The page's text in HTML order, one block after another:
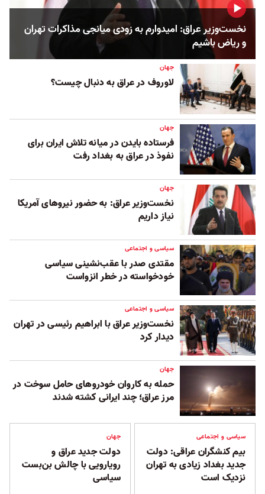
نخست‌وزیر عراق: امیدوارم به زودی میانجی مذاکرات تهران
و ریاض باشیم
جهان
لاوروف در عراق به دنبال چیست؟
جهان
فرستاده بایدن در میانه تلاش ایران برای
نفوذ در عراق به بغداد رفت
جهان
نخست‌وزیر عراق:‌ به حضور نیروهای آمریکا
نیاز داریم
سیاسی و اجتماعی
مقتدی صدر با عقب‌نشینی سیاسی
خودخواسته در خطر انزواست
سیاسی و اجتماعی
نخست‌وزیر عراق با ابراهیم رئیسی در تهران
دیدار کرد
جهان
حمله به کاروان خودروهای حامل سوخت در
مرز عراق؛ چند ایرانی کشته شدند
سیاسی و اجتماعی
بیم کنشگران عراقی: دولت
جدید بغداد زیادی به تهران
نزدیک است
جهان
دولت جدید عراق و
رویارویی با چالش بن‌بست
سیاسی